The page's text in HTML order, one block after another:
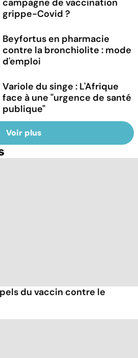
grippe-Covid ?
Beyfortus en pharmacie
contre la bronchiolite : mode
d'emploi
Variole du singe : L'Afrique
face à une "urgence de santé
publique"
Voir plus
du vaccin contre le